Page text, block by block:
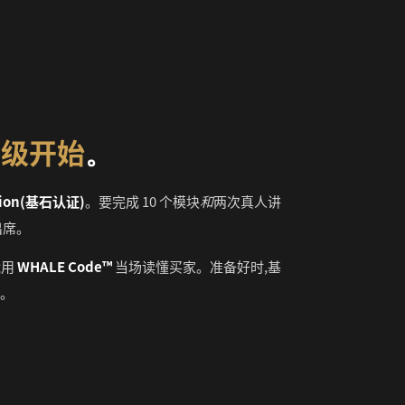
开始。
基石认证)。要完成 10 个模块和两次真人讲
。
WHALE Code™ 当场读懂买家。准备好时,基